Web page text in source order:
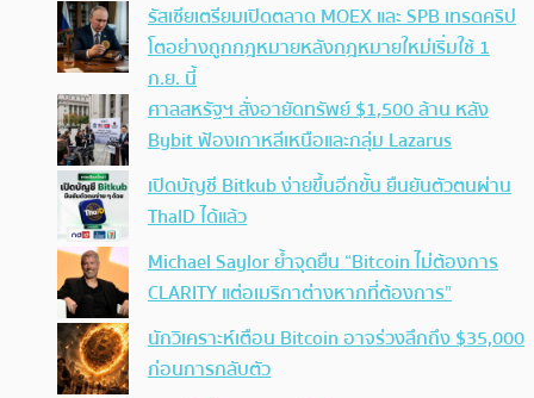
รัสเซียเตรียมเปิดตลาด MOEX และ SPB เทรดคริป
โตอย่างถูกกฎหมายหลังกฎหมายใหม่เริ่มใช้ 1
ก.ย. นี้
ศาลสหรัฐฯ สั่งอายัดทรัพย์ $1,500 ล้าน หลัง
Bybit ฟ้องเกาหลีเหนือและกลุ่ม Lazarus
เปิดบัญชี Bitkub ง่ายขึ้นอีกขั้น ยืนยันตัวตนผ่าน
ThaID ได้แล้ว
Michael Saylor ย้ำจุดยืน “Bitcoin ไม่ต้องการ
CLARITY แต่อเมริกาต่างหากที่ต้องการ”
นักวิเคราะห์เตือน Bitcoin อาจร่วงลึกถึง $35,000
ก่อนการกลับตัว